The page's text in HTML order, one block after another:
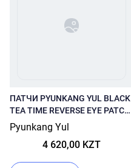
ПАТЧИ PYUNKANG YUL BLACK
TEA TIME REVERSE EYE PATCH
60 ШТ
Pyunkang Yul
4 620,00 KZT